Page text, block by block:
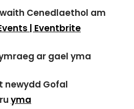
Cenedlaethol am
| Eventbrite
ar gael yma
newydd Gofal
yma